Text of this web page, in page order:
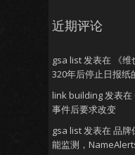
近期评论
gsa list发表在
《
320年后停止日报纸
link building发表在
事件后要求改变
gsa list发表在 品牌
能监测，